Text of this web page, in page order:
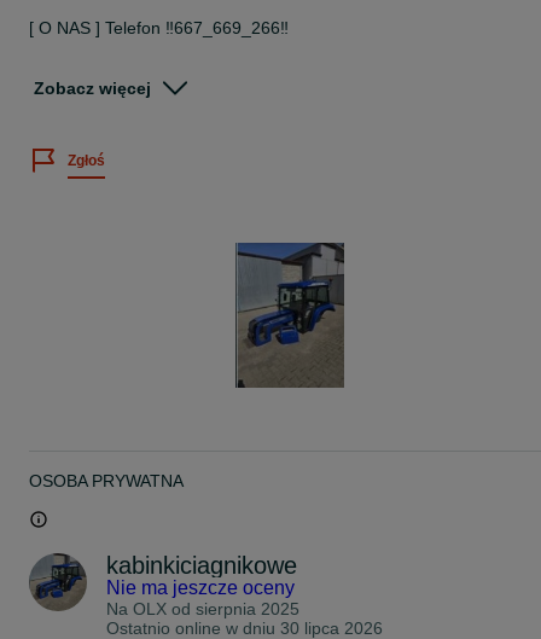
[ O NAS ] Telefon ‼️667_669_266‼️
**Ursus C-330**.
poprawia wygodę oraz bezpieczeństwo pracy w każdych
pogodowych.
--> Szyby hartowane – trwałe i bezpieczne
--> Tylna ramka uchylna na siłownikach gazowych
--> 4 łapy montażowe z poduszkami
--> Dodatkowe wyposażenie (na życzenie klienta):
-> Instalacja elektryczna + 7 lamp (w tym 3 halogeny LED)
-> Wycieraczka elektryczna z piórem i ramieniem
-> Naklejka na dach URSUS
-> Błotniki przednie
-"> Cena standardowej kabiny z błotnikami 4600 -
Zobacz więcej
Zgłoś
OSOBA PRYWATNA
kabinkiciagnikowe
Nie ma jeszcze oceny
Na OLX od sierpnia 2025
Ostatnio online w dniu 30 lipca 2026